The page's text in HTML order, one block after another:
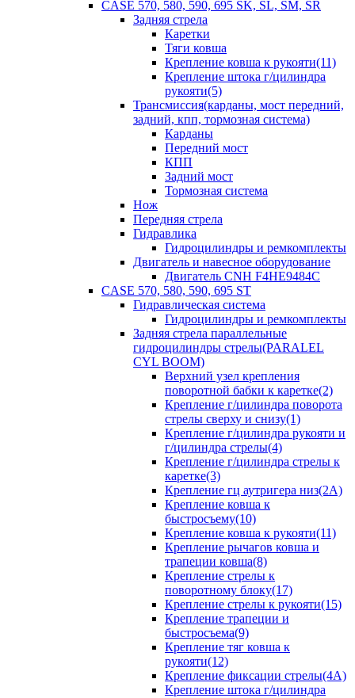
CASE 570, 580, 590, 695 SK, SL, SM, SR
Задняя стрела
Каретки
Тяги ковша
Крепление ковша к рукояти(11)
Крепление штока г/цилиндра
рукояти(5)
Трансмиссия(карданы, мост передний,
задний, кпп, тормозная система)
Карданы
Передний мост
КПП
Задний мост
Тормозная система
Нож
Передняя стрела
Гидравлика
Гидроцилиндры и ремкомплекты
Двигатель и навесное оборудование
Двигатель CNH F4HE9484C
CASE 570, 580, 590, 695 ST
Гидравлическая система
Гидроцилиндры и ремкомплекты
Задняя стрела параллельные
гидроцилиндры стрелы(PARALEL
CYL BOOM)
Верхний узел крепления
поворотной бабки к каретке(2)
Крепление г/цилиндра поворота
стрелы сверху и снизу(1)
Крепление г/цилиндра рукояти и
г/цилиндра стрелы(4)
Крепление г/цилиндра стрелы к
каретке(3)
Крепление гц аутригера низ(2А)
Крепление ковша к
быстросъему(10)
Крепление ковша к рукояти(11)
Крепление рычагов ковша и
трапеции ковша(8)
Крепление стрелы к
поворотному блоку(17)
Крепление стрелы к рукояти(15)
Крепление трапеции и
быстросъема(9)
Крепление тяг ковша к
рукояти(12)
Крепление фиксации стрелы(4A)
Крепление штока г/цилиндра